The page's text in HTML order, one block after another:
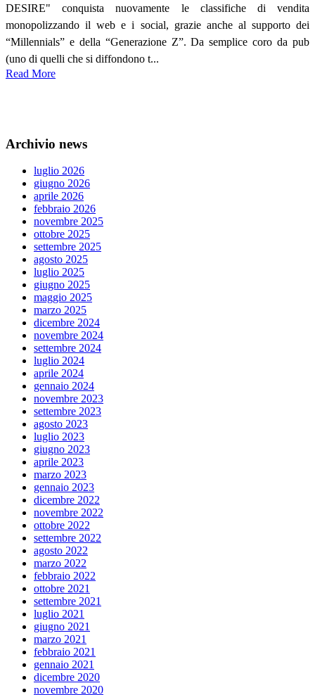
DESIRE" conquista nuovamente le classifiche di vendita
monopolizzando il web e i social, grazie anche al supporto dei
“Millennials” e della “Generazione Z”. Da semplice coro da pub
(uno di quelli che si diffondono t...
Read More
Archivio news
luglio 2026
giugno 2026
aprile 2026
febbraio 2026
novembre 2025
ottobre 2025
settembre 2025
agosto 2025
luglio 2025
giugno 2025
maggio 2025
marzo 2025
dicembre 2024
novembre 2024
settembre 2024
luglio 2024
aprile 2024
gennaio 2024
novembre 2023
settembre 2023
agosto 2023
luglio 2023
giugno 2023
aprile 2023
marzo 2023
gennaio 2023
dicembre 2022
novembre 2022
ottobre 2022
settembre 2022
agosto 2022
marzo 2022
febbraio 2022
ottobre 2021
settembre 2021
luglio 2021
giugno 2021
marzo 2021
febbraio 2021
gennaio 2021
dicembre 2020
novembre 2020